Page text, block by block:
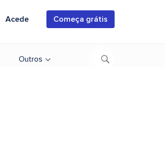
Acede Começa grátis
Outros